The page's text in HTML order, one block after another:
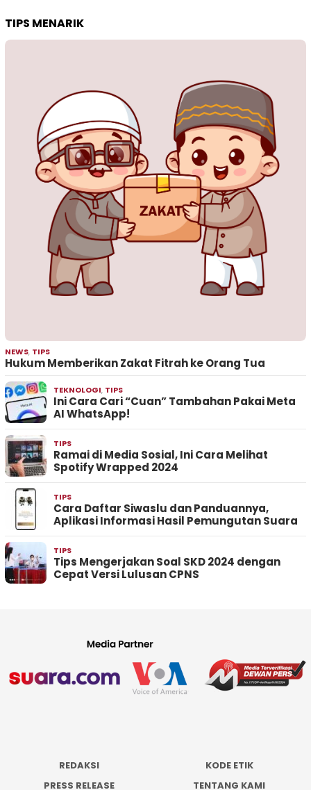
TIPS MENARIK
NEWS, TIPS
Hukum Memberikan Zakat Fitrah ke Orang Tua
TEKNOLOGI, TIPS
Ini Cara Cari “Cuan” Tambahan Pakai Meta
AI WhatsApp!
TIPS
Ramai di Media Sosial, Ini Cara Melihat
Spotify Wrapped 2024
TIPS
Cara Daftar Siwaslu dan Panduannya,
Aplikasi Informasi Hasil Pemungutan Suara
TIPS
Tips Mengerjakan Soal SKD 2024 dengan
Cepat Versi Lulusan CPNS
REDAKSI
KODE ETIK
PRESS RELEASE
TENTANG KAMI